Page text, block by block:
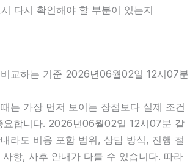
다시 확인해야 할 부분이 있는지
교하는 기준 2026년06월02일 12시07분
는 가장 먼저 보이는 장점보다 실제 조건
요합니다. 2026년06월02일 12시07분 같
라도 비용 포함 범위, 상담 방식, 진행 절
항, 사후 안내가 다를 수 있습니다. 따라